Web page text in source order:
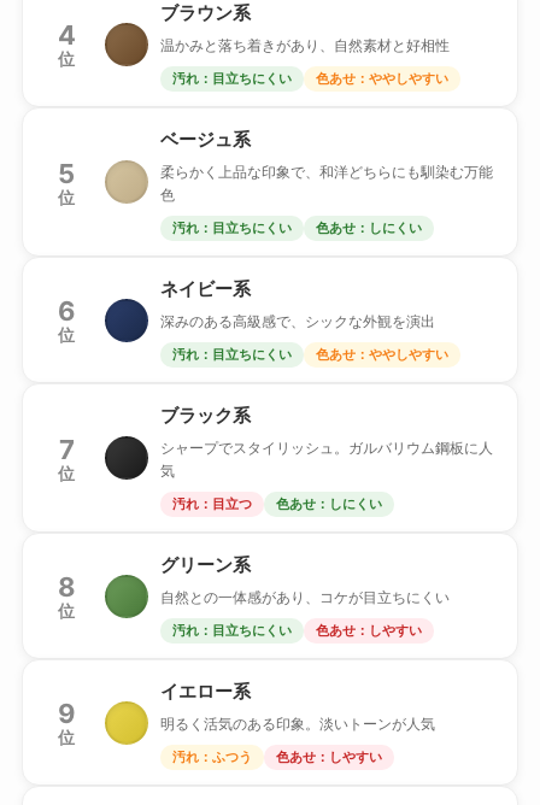
4
位
ブラウン系
温かみと落ち着きがあり、自然素材と好相性
汚れ：目立ちにくい 色あせ：ややしやすい
5
位
ベージュ系
柔らかく上品な印象で、和洋どちらにも馴染む万能
色
汚れ：目立ちにくい 色あせ：しにくい
6
位
ネイビー系
深みのある高級感で、シックな外観を演出
汚れ：目立ちにくい 色あせ：ややしやすい
7
位
ブラック系
シャープでスタイリッシュ。ガルバリウム鋼板に人
気
汚れ：目立つ 色あせ：しにくい
8
位
グリーン系
自然との一体感があり、コケが目立ちにくい
汚れ：目立ちにくい 色あせ：しやすい
9
位
イエロー系
明るく活気のある印象。淡いトーンが人気
汚れ：ふつう 色あせ：しやすい